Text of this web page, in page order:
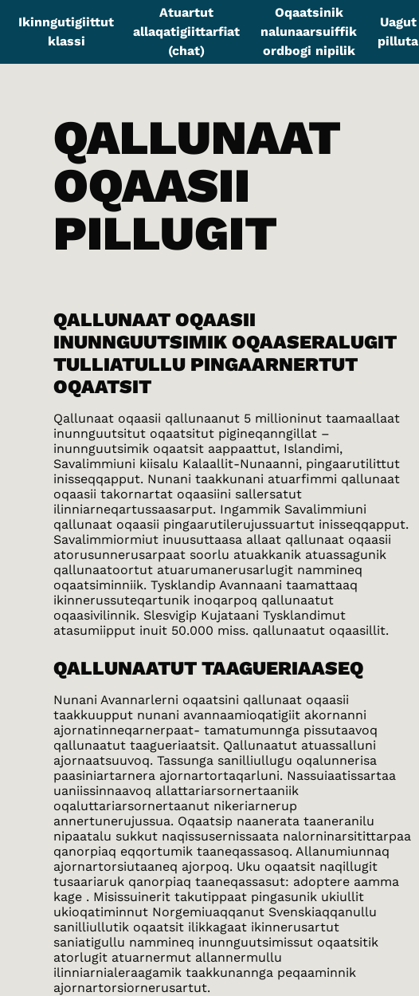
Ikinngutigiittut
klassi
Atuartut
allaqatigiittarfiat
(chat)
Oqaatsinik
nalunaarsuiffik
ordbogi nipilik
Uagut
pilluta
QALLUNAAT
OQAASII
PILLUGIT
QALLUNAAT OQAASII
INUNNGUUTSIMIK OQAASERALUGIT
TULLIATULLU PINGAARNERTUT
OQAATSIT
Qallunaat oqaasii qallunaanut 5 millioninut taamaallaat
inunnguutsitut oqaatsitut pigineqanngillat –
inunnguutsimik oqaatsit aappaattut, Islandimi,
Savalimmiuni kiisalu Kalaallit-Nunaanni, pingaarutilittut
inisseqqapput. Nunani taakkunani atuarfimmi qallunaat
oqaasii takornartat oqaasiini sallersatut
ilinniarneqartussaasarput. Ingammik Savalimmiuni
qallunaat oqaasii pingaarutilerujussuartut inisseqqapput.
Savalimmiormiut inuusuttaasa allaat qallunaat oqaasii
atorusunnerusarpaat soorlu atuakkanik atuassagunik
qallunaatoortut atuarumanerusarlugit nammineq
oqaatsiminniik. Tysklandip Avannaani taamattaaq
ikinnerussuteqartunik inoqarpoq qallunaatut
oqaasivilinnik. Slesvigip Kujataani Tysklandimut
atasumiipput inuit 50.000 miss. qallunaatut oqaasillit.
QALLUNAATUT TAAGUERIAASEQ
Nunani Avannarlerni oqaatsini qallunaat oqaasii
taakkuupput nunani avannaamioqatigiit akornanni
ajornatinneqarnerpaat- tamatumunnga pissutaavoq
qallunaatut taagueriaatsit. Qallunaatut atuassalluni
ajornaatsuuvoq. Tassunga sanilliullugu oqalunnerisa
paasiniartarnera ajornartortaqarluni. Nassuiaatissartaa
uaniissinnaavoq allattariarsornertaaniik
oqaluttariarsornertaanut nikeriarnerup
annertunerujussua. Oqaatsip naanerata taaneranilu
nipaatalu sukkut naqissusernissaata nalorninarsitittarpaa
qanorpiaq eqqortumik taaneqassasoq. Allanumiunnaq
ajornartorsiutaaneq ajorpoq. Uku oqaatsit naqillugit
tusaariaruk qanorpiaq taaneqassasut: adoptere aamma
kage . Misissuinerit takutippaat pingasunik ukiullit
ukioqatiminnut Norgemiuaqqanut Svenskiaqqanullu
sanilliullutik oqaatsit ilikkagaat ikinnerusartut
saniatigullu nammineq inunnguutsimissut oqaatsitik
atorlugit atuarnermut allannermullu
ilinniarnialeraagamik taakkunannga peqaaminnik
ajornartorsiornerusartut.